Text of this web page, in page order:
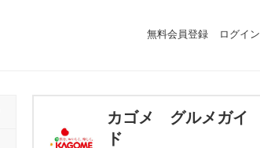
無料会員登録 ログイン
カゴメ グルメガイ
ド